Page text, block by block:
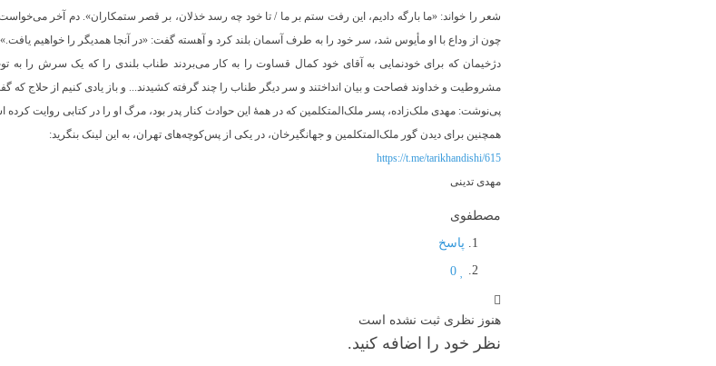
شعر را خواند: «ما بارگه دادیم، این رفت ستم بر ما / تا خود چه رسد خذلان، بر قصر ستمکاران». دم آخر
چون از وداع با او مأیوس شد، سر خود را به طرف آسمان بلند کرد و آهسته گفت: «در آنجا همدیگر را خواهیم یافت.»
دژخیمان که برای خودنمایی به آقای خود کمال قساوت را به کار می‌بردند طناب بلندی را که یک سرش را به
مشروطیت و خداوند فصاحت و بیان انداختند و سر دیگر طناب را چند گرفته کشیدند... و باز یادی کنیم از حلاج
پی‌نوشت: مهدی ملک‌زاده، پسر ملک‌المتکلمین که در همۀ این حوادث کنار پدر بود، مرگ او را در کتابی روایت
همچنین برای دیدن گور ملک‌المتکلمین و جهانگیرخان، در یکی از پس‌کوچه‌های تهران، به این لینک بنگرید:
https://t.me/tarikhandishi/615
مهدی تدینی
مصطفوی
پاسخ
0
هنوز نظری ثبت نشده است
نظر خود را اضافه کنید.